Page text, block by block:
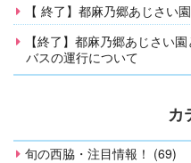
【 終了】都麻乃郷あじさい
【終了】都麻乃郷あじさい
バスの運行について
カ
旬の西脇・注目情報！ (69)